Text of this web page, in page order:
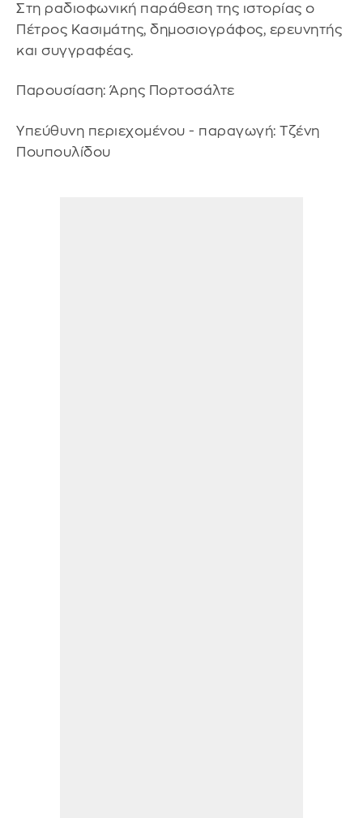
Στη ραδιοφωνική παράθεση της ιστορίας ο
Πέτρος Κασιμάτης, δημοσιογράφος, ερευνητής
και συγγραφέας.
Παρουσίαση: Άρης Πορτοσάλτε
Υπεύθυνη περιεχομένου - παραγωγή: Τζένη
Πουπουλίδου